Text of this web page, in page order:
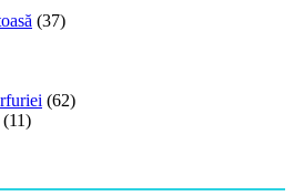
(37)
(62)
(11)